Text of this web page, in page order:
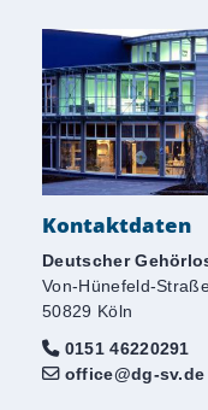
Kontaktdaten
Deutscher
Von-Hünefeld-
50829 Köln
0151 46220291
office@dg-sv.de